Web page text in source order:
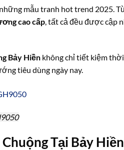
mẫu tranh hot trend 2025.
cao cấp, tất cả đều được cập
Bảy Hiền không chỉ tiết kiệm
tiêu dùng ngày nay.
Tại Bảy Hiền